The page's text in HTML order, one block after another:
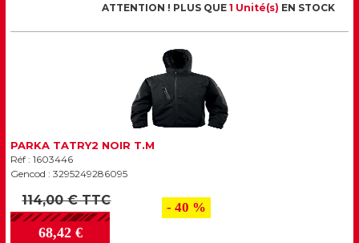
ATTENTION ! PLUS QUE 1 Unité(s) EN STOCK
PARKA TATRY2 NOIR T.M
Réf : 1603446
Gencod : 3295249286095
114,00 € TTC
68,42 €
- 40 %